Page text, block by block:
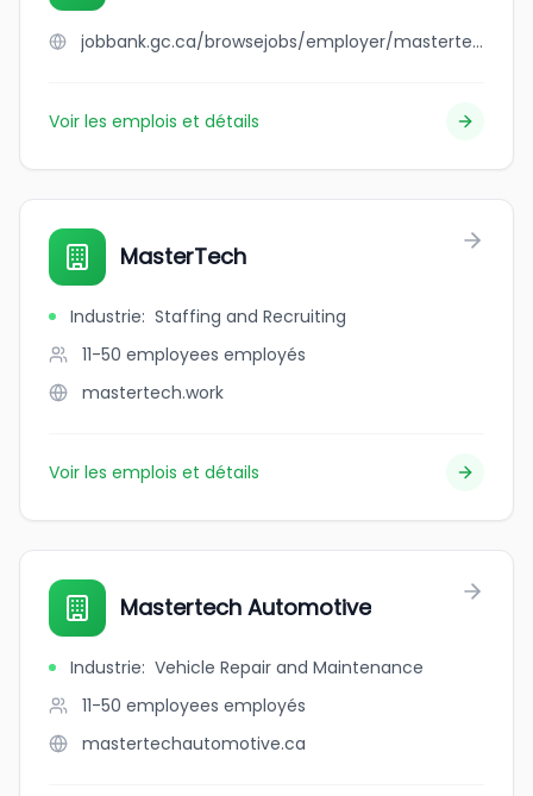
jobbank.gc.ca/browsejobs/employer/mastertech/ca
Voir les emplois et détails
MasterTech
Industrie: Staffing and Recruiting
11-50 employees employés
mastertech.work
Voir les emplois et détails
Mastertech Automotive
Industrie: Vehicle Repair and Maintenance
11-50 employees employés
mastertechautomotive.ca